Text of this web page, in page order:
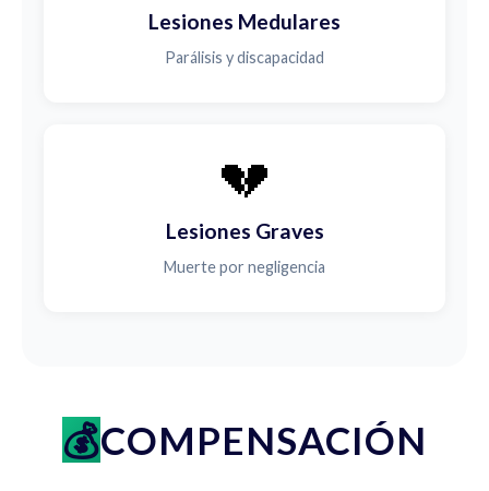
Lesiones Medulares
Parálisis y discapacidad
💔
Lesiones Graves
Muerte por negligencia
COMPENSACIÓN